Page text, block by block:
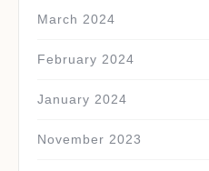
March 2024
February 2024
January 2024
November 2023